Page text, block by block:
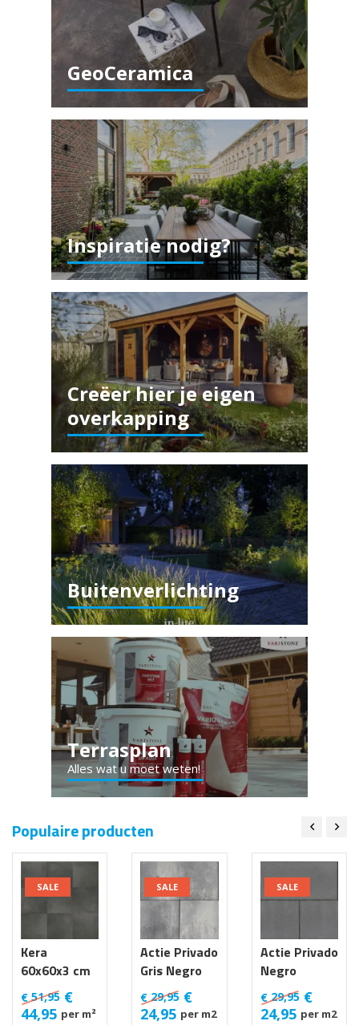
GeoCeramica
Inspiratie nodig?
Creëer hier je eigen
overkapping
Buitenverlichting
Terrasplan
Alles wat u moet weten!
Populaire producten
Kera
60x60x3 cm
Luik
€ 51,95 €
44,95 per m²
SALE
Actie Privado
Gris Negro
30x60x6 cm
€ 29,95 €
24,95 per m2
SALE
Actie Privado
Negro
30x60x6 cm
€29,95 €
24,95 per m2
SALE